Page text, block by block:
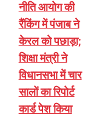
नीति आयोग की
रैंकिंग में पंजाब ने
केरल को पछाड़ा;
शिक्षा मंत्री ने
विधानसभा में चार
सालों का रिपोर्ट
कार्ड पेश किया